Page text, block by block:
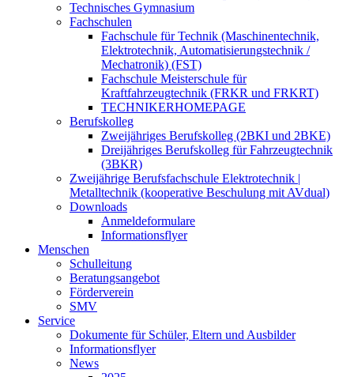
Technisches Gymnasium
Fachschulen
Fachschule für Technik (Maschinentechnik,
Elektrotechnik, Automatisierungstechnik /
Mechatronik) (FST)
Fachschule Meisterschule für
Kraftfahrzeugtechnik (FRKR und FRKRT)
TECHNIKERHOMEPAGE
Berufskolleg
Zweijähriges Berufskolleg (2BKI und 2BKE)
Dreijähriges Berufskolleg für Fahrzeugtechnik
(3BKR)
Zweijährige Berufsfachschule Elektrotechnik |
Metalltechnik (kooperative Beschulung mit AVdual)
Downloads
Anmeldeformulare
Informationsflyer
Menschen
Schulleitung
Beratungsangebot
Förderverein
SMV
Service
Dokumente für Schüler, Eltern und Ausbilder
Informationsflyer
News